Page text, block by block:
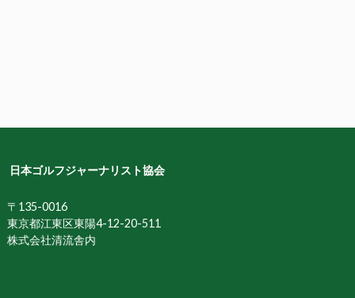
日本ゴルフジャーナリスト協会
〒135-0016
東京都江東区東陽4-12-20-511
株式会社清流舎内